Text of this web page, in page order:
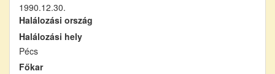
1990.12.30.
Halálozási ország
Halálozási hely
Pécs
Főkar